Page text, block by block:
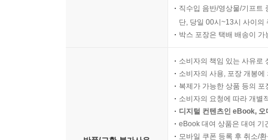
직수입 음반/영상물/기프트
단, 당일 00시~13시 사이의
박스 포장은 택배 배송이
소비자의 책임 있는 사유로
소비자의 사용, 포장 개봉
복제가 가능한 상품 등의
소비자의 요청에 따라 개별
디지털 컨텐츠인 eBook,
eBook 대여 상품은 대여 기
모바일 쿠폰 등록 후 취소/